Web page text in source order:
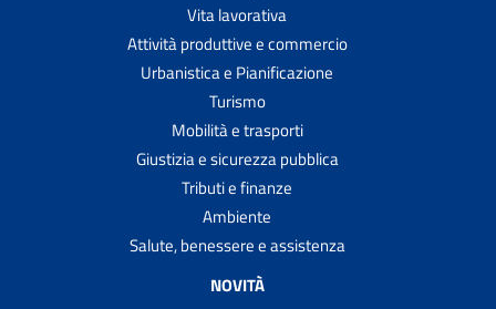
Vita lavorativa
Attività produttive e commercio
Urbanistica e Pianificazione
Turismo
Mobilità e trasporti
Giustizia e sicurezza pubblica
Tributi e finanze
Ambiente
Salute, benessere e assistenza
NOVITÀ